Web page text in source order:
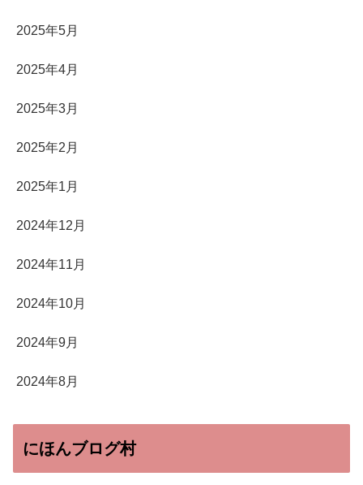
2025年5月
2025年4月
2025年3月
2025年2月
2025年1月
2024年12月
2024年11月
2024年10月
2024年9月
2024年8月
にほんブログ村